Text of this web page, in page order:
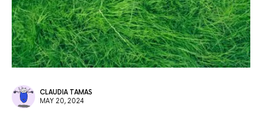
CLAUDIA TAMAS
MAY 20, 2024